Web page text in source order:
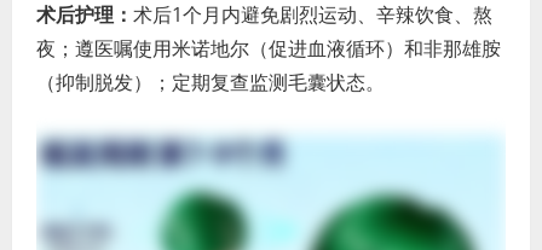
术后护理： 术后1个月内避免剧烈运动、辛辣饮食、熬
夜；遵医嘱使用米诺地尔（促进血液循环）和非那雄胺
（抑制脱发）；定期复查监测毛囊状态。